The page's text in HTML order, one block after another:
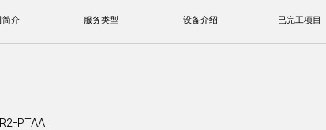
联系方式
已完工项目
PTAA